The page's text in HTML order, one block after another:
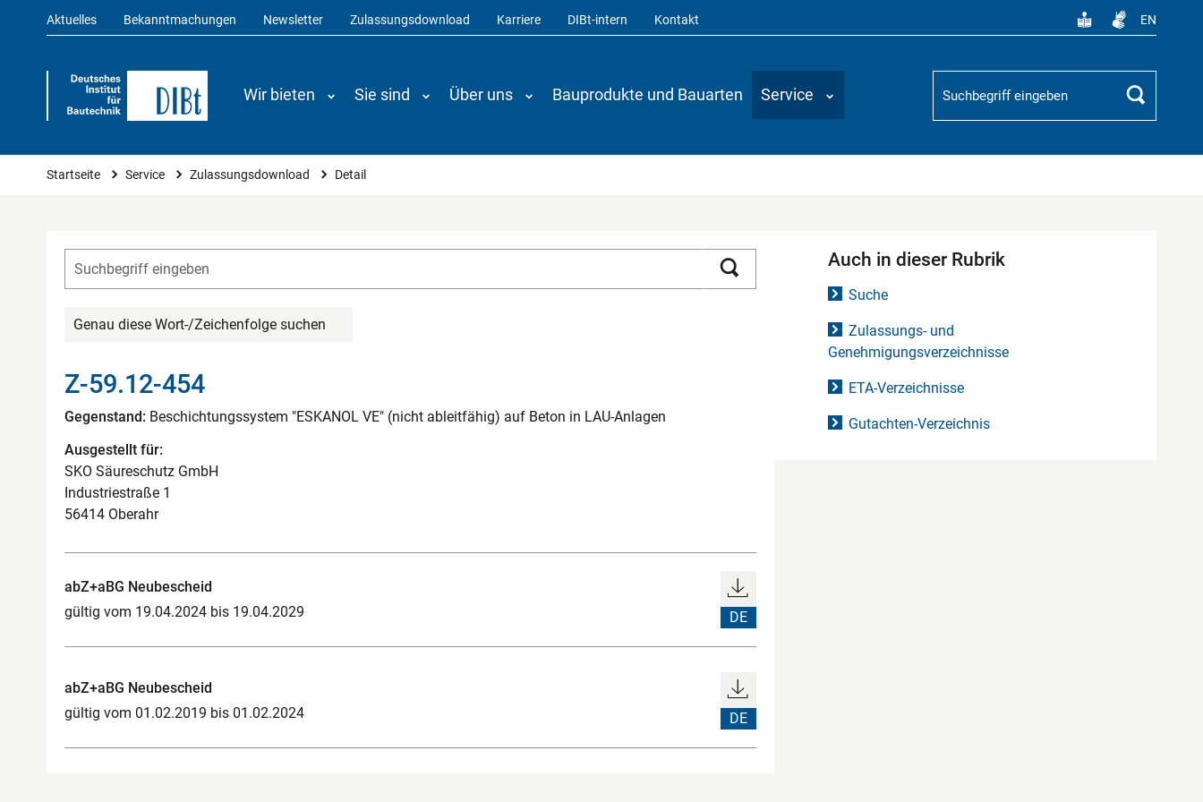
Aktuelles Bekanntmachungen Newsletter Zulassungsdownload Karriere DIBt-intern Kontakt EN
Wir bieten Sie sind Über uns Bauprodukte und Bauarten Service
Suchbegriff
Suchen
Sie sind hier
Startseite Service Zulassungsdownload Detail
Genau diese Wort-/Zeichenfolge suchen
Z-59.12-454
Gegenstand: Beschichtungssystem "ESKANOL VE" (nicht ableitfähig) auf Beton in LAU-Anlagen
Ausgestellt für:
SKO Säureschutz GmbH
Industriestraße 1
56414 Oberahr
abZ+aBG Neubescheid
gültig vom 19.04.2024 bis 19.04.2029
DE
abZ+aBG Neubescheid
gültig vom 01.02.2019 bis 01.02.2024
DE
Auch in dieser Rubrik
Suche
Zulassungs- und
Genehmigungsverzeichnisse
ETA-Verzeichnisse
Gutachten-Verzeichnis